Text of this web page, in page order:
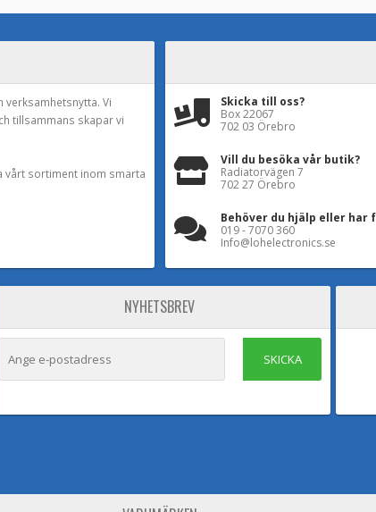
Vi
tillsammans skapar vi
vårt sortiment inom smarta
Skicka till oss?
Box 22067
702 03 Örebro
Vill du besöka vår butik?
Radiatorvägen 7
702 27 Örebro
Behöver du hjälp eller har
019 - 7070 360
Info@lohelectronics.se
NYHETSBREV
SKICKA